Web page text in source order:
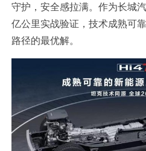
守护，安全感拉满。作为长城
亿公里实战验证，技术成熟可
路径的最优解。